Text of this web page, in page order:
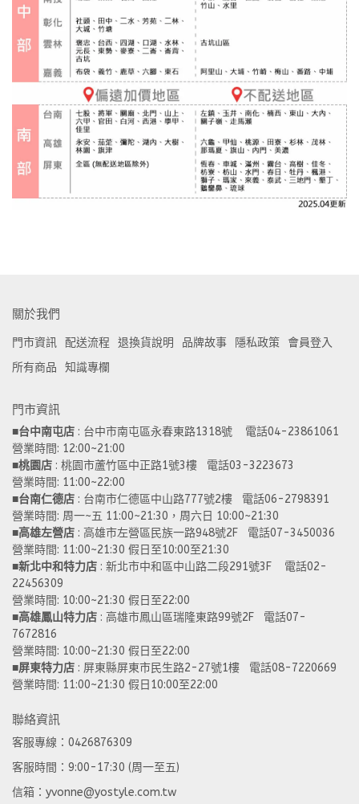
關於我們
門市資訊 配送流程 退換貨說明 品牌故事 隱私政策
會員登入
所有商品
知識專欄
門市資訊
■台中南屯店 : 台中市南屯區永春東路1318號    電話04-23861061
營業時間: 12:00~21:00
■桃園店 : 桃園市蘆竹區中正路1號3樓   電話03-3223673
營業時間: 11:00~22:00
■台南仁德店 : 台南市仁德區中山路777號2樓   電話06-2798391
營業時間: 周一~五 11:00~21:30，周六日 10:00~21:30
■高雄左營店 : 高雄市左營區民族一路948號2F   電話07-3450036
營業時間: 11:00~21:30 假日至10:00至21:30
■新北中和特力店 : 新北市中和區中山路二段291號3F    電話02-
22456309
營業時間: 10:00~21:30 假日至22:00
■高雄鳳山特力店 : 高雄市鳳山區瑞隆東路99號2F   電話07-
7672816
營業時間: 10:00~21:30 假日至22:00
■屏東特力店 : 屏東縣屏東市民生路2-27號1樓   電話08-7220669
營業時間: 11:00~21:30 假日10:00至22:00
聯絡資訊
客服專線：0426876309
客服時間：9:00-17:30 (周一至五)
信箱：yvonne@yostyle.com.tw